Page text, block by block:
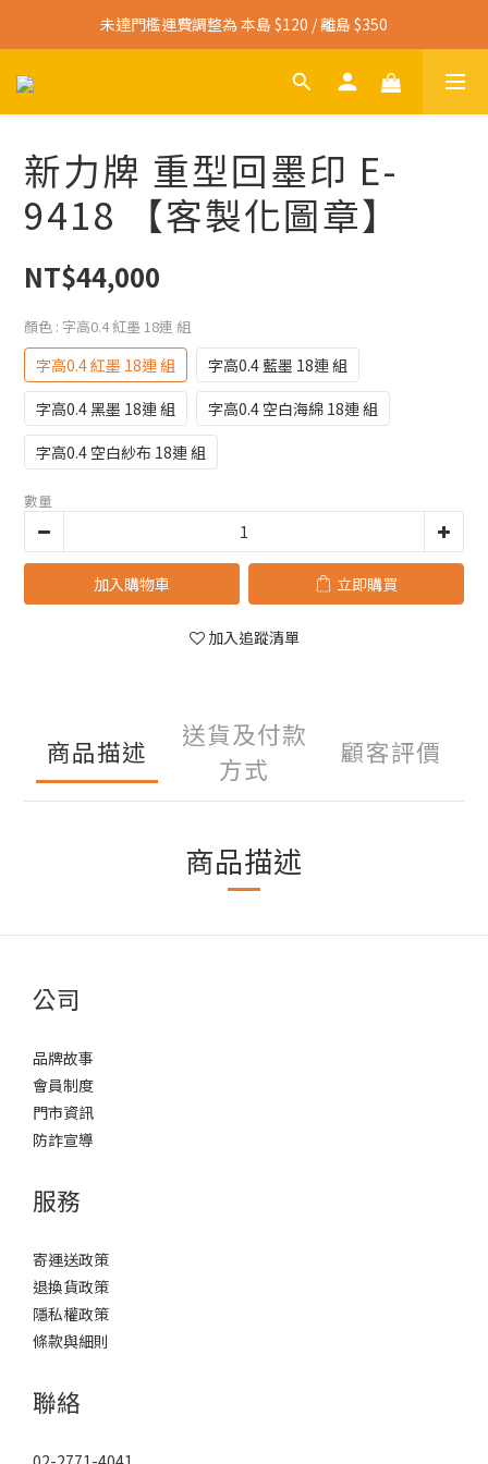
寄送免運門檻調整為 本島 $3,000 / 離島 $4,500
未達門檻運費調整為 本島 $120 / 離島 $350
寄送免運門檻調整為 本島 $3,000 / 離島 $4,500
新力牌 重型回墨印 E-
9418 【客製化圖章】
NT$44,000
顏色 : 字高0.4 紅墨 18連 組
字高0.4 紅墨 18連 組
字高0.4 藍墨 18連 組
字高0.4 黑墨 18連 組
字高0.4 空白海綿 18連 組
字高0.4 空白紗布 18連 組
數量
加入購物車 立即購買
加入追蹤清單
商品描述
送貨及付款
方式
顧客評價
商品描述
公司
品牌故事
會員制度
門市資訊
防詐宣導
服務
寄運送政策
退換貨政策
隱私權政策
條款與細則
聯絡